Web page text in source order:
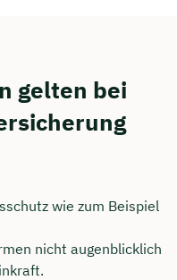
gelten bei
wie zum Beispiel
nicht augenblicklich